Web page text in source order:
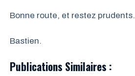
Bonne route, et restez prudents.
Bastien.
Publications Similaires :